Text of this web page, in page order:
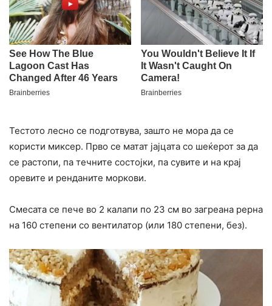
Тестото ​​лесно се подготвува, зашто не мора да се
користи миксер. Прво се матат јајцата со шеќерот за да
се растопи, па течните состојки, па сувите и на крај
оревите и ренданите моркови.
Смесата се пече во 2 калапи по 23 см во загреана рерна
на 160 степени со вентилатор (или 180 степени, без).